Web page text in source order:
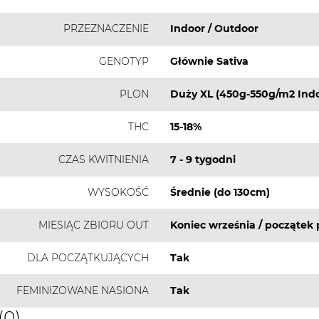
PRZEZNACZENIE Indoor / Outdoor
GENOTYP Głównie Sativa
PLON Duży XL (450g-550g/m2
THC 15-18%
CZAS KWITNIENIA 7 - 9 tygodni
WYSOKOŚĆ Średnie (do 130cm)
MIESIĄC ZBIORU OUT Koniec września / początek
DLA POCZĄTKUJĄCYCH Tak
FEMINIZOWANE NASIONA Tak